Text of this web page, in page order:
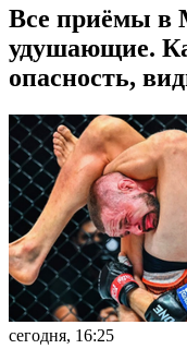
Все приёмы
удушающие.
опасность,
сегодня, 16:25